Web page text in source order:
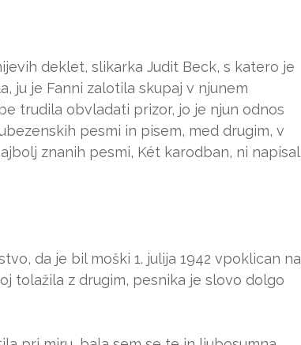
deklet, slikarka Judit Beck, s katero je
ju je Fanni zalotila skupaj v njunem
trudila obvladati prizor, jo je njun odnos
pesmi in pisem, med drugim, v
znanih pesmi, Két karodban, ni napisal
da je bil moški 1. julija 1942 vpoklican na
tolažila z drugim, pesnika je slovo dolgo